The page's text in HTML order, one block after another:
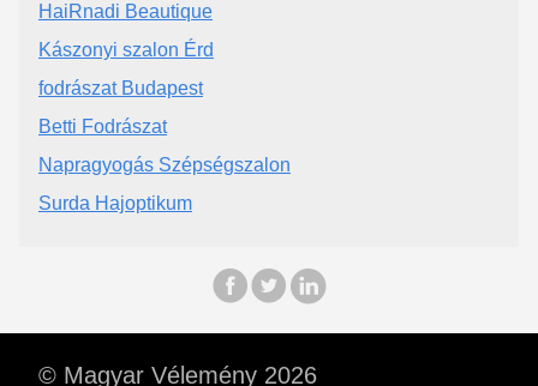
HaiRnadi Beautique
Kászonyi szalon Érd
fodrászat Budapest
Betti Fodrászat
Napragyogás Szépségszalon
Surda Hajoptikum
© Magyar Vélemény 2026